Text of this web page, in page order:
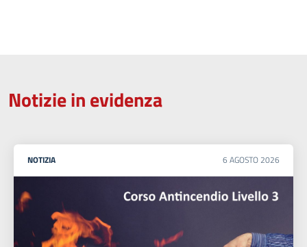
Notizie in evidenza
NOTIZIA 6 AGOSTO 2026